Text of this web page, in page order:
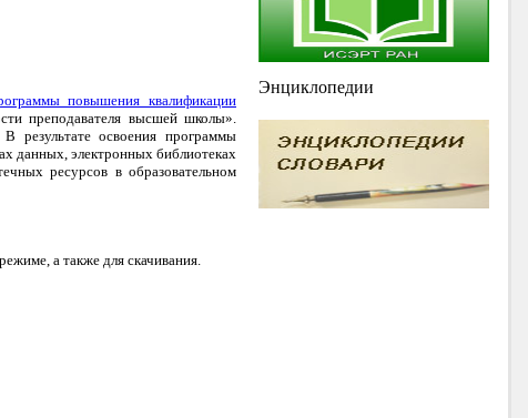
повышения квалификации
преподавателя высшей школы».
результате освоения программы
данных, электронных библиотеках
ресурсов в образовательном
а также для скачивания.
Энциклопедии